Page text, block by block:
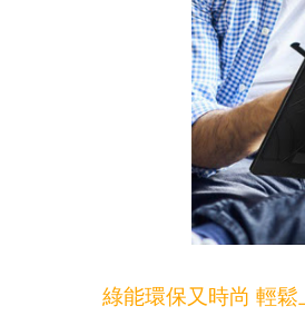
綠能環保又時尚 輕鬆